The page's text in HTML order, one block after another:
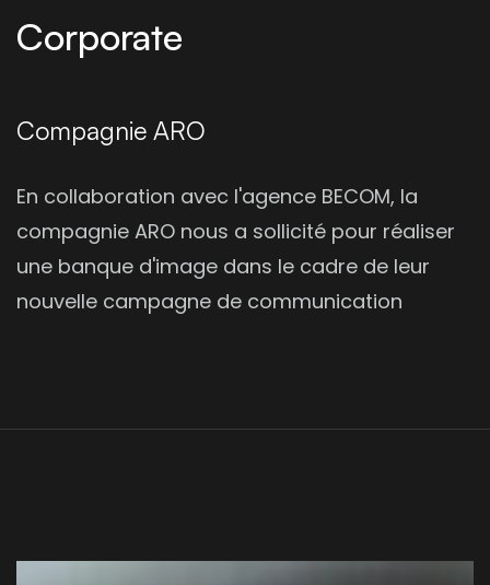
Corporate
Compagnie ARO
En collaboration avec l'agence BECOM, la
compagnie ARO nous a sollicité pour réaliser
une banque d'image dans le cadre de leur
nouvelle campagne de communication